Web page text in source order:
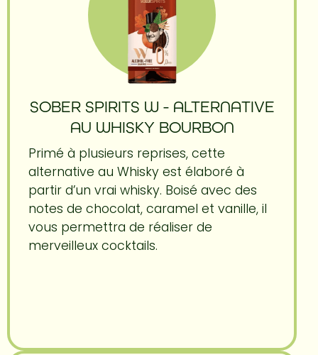
SOBER SPIRITS W - ALTERNATIVE
AU WHISKY BOURBON
Primé à plusieurs reprises, cette
alternative au Whisky est élaboré à
partir d’un vrai whisky. Boisé avec des
notes de chocolat, caramel et vanille, il
vous permettra de réaliser de
merveilleux cocktails.